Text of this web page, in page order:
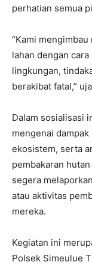
perhatian semua
“Kami
lahan dengan
lingkungan,
berakibat fatal,”
Dalam sosialisasi
mengenai
ekosistem, serta
pembakaran
segera
atau aktivitas
mereka.
Kegiatan ini
Polsek Simeulue